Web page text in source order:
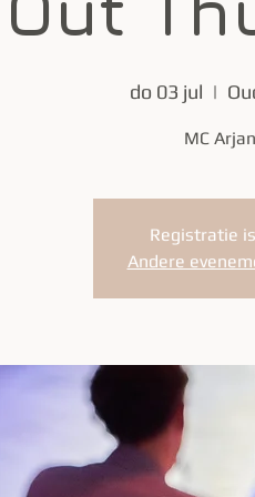
do 03 jul
  |
MC
Registratie
Andere